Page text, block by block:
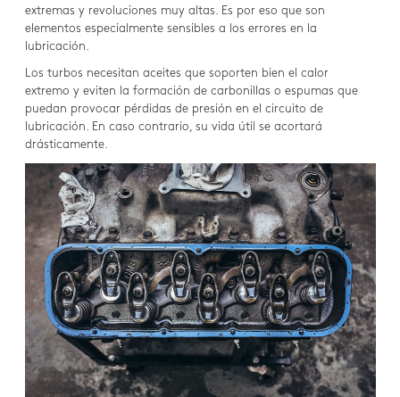
extremas y revoluciones muy altas. Es por eso que son
elementos especialmente sensibles a los errores en la
lubricación.
Los turbos necesitan aceites que soporten bien el calor
extremo y eviten la formación de carbonillas o espumas que
puedan provocar pérdidas de presión en el circuito de
lubricación. En caso contrario, su vida útil se acortará
drásticamente.